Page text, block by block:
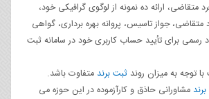
متقاضی، ارائه ده نمونه از لوگوی گرافیکی خود،
متقاضی، جواز تاسیس، پروانه بهره‌ برداری، گواهی
رسمی برای تأیید حساب کاربری خود در سامانه ثبت
توجه به میزان روند ثبت برند متفاوت باشد.
مشاورانی حاذق و کارآزموده در این حوزه می